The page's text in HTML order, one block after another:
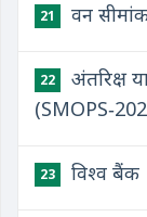
21 वन
22
अंतरिक्ष
23 विश्व बैंक